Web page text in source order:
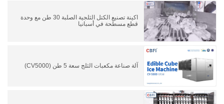
اكينة تصنيع الكتل الثلجية الصلبة 30 طن مع وحدة
قطع مسطحة في أسبانيا
آلة صناعة مكعبات الثلج سعة 5 طن (CV5000)